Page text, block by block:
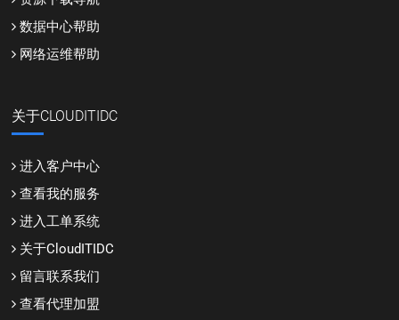
数据中心帮助
网络运维帮助
关于CLOUDITIDC
进入客户中心
查看我的服务
进入工单系统
关于CloudITIDC
留言联系我们
查看代理加盟